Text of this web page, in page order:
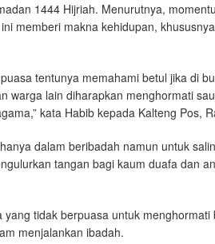
1444 Hijriah. Menurutnya,
memberi makna kehidupan,
tentunya memahami betul jika di
warga lain diharapkan menghormati
kata Habib kepada Kalteng Pos,
dalam beribadah namun untuk
tangan bagi kaum duafa dan
tidak berpuasa untuk
menjalankan ibadah.